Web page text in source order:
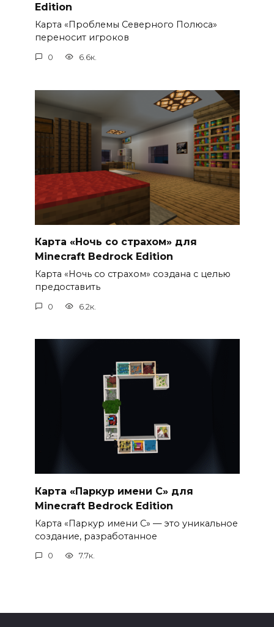
Edition
Карта «Проблемы Северного Полюса»
переносит игроков
0 6.6к.
Карта «Ночь со страхом» для
Minecraft Bedrock Edition
Карта «Ночь со страхом» создана с целью
предоставить
0 6.2к.
Карта «Паркур имени С» для
Minecraft Bedrock Edition
Карта «Паркур имени С» — это уникальное
создание, разработанное
0 7.7к.